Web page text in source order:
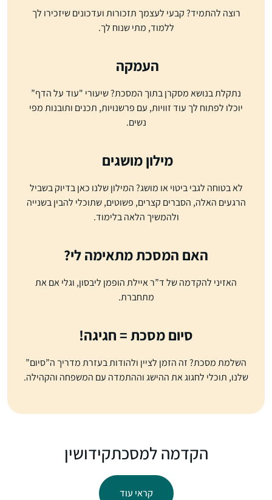
רוצה להתמיד? קבעי לעצמך תזכורות ועדכונים שיזכירו לך
ללמוד, מתי שנוח לך.
העמקה
נתקלת בנושא מסקרן בתוך המסכת? שיעורי "עוד על הדף”
יוכלו לפתוח לך עוד זוויות, עם פרשנויות, תכנים ותובנות מפי
נשים.
מילון מושגים
לא בטוחה לגבי ביטוי או מושג? המילון שלנו כאן בדיוק בשביל
הרגעים האלה, הסברים קצרים, פשוטים, שתוכלי להבין בשנייה
ולהמשיך הלאה בלימוד.
האם המסכת מתאימה לי?
האזיני להקדמה של ד”ר איילת הופמן ליבסון, וגלי אם את
מתחברת.
סיום מסכת = חגיגה!
השלמת מסכת? זה הזמן לציין ולהודות בעזרת מדריך ה”סיום”
שלנו, תוכלי לחגוג את ההישג וההתמדה עם המשפחה והקהילה.
הקדמה למסכתקידושין
קראי עוד